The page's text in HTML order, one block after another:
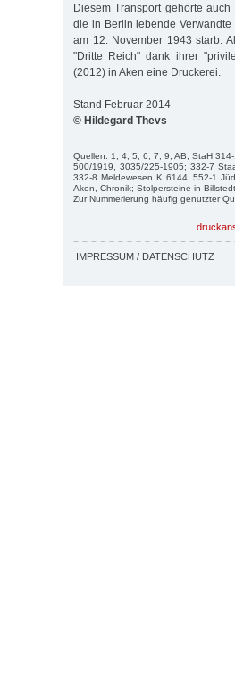
Diesem Transport gehörte
die in Berlin lebende
am 12. November 1943 starb.
"Dritte Reich" dank ihrer
(2012) in Aken eine Druckerei.
Stand Februar 2014
© Hildegard Thevs
Quellen: 1; 4; 5; 6; 7; 9; AB; StaH
500/1919, 3035/225-1905; 332-7
332-8 Meldewesen K 6144; 552-1
Aken, Chronik; Stolpersteine in
Zur Nummerierung häufig genutzter
IMPRESSUM / DATENSCHUTZ